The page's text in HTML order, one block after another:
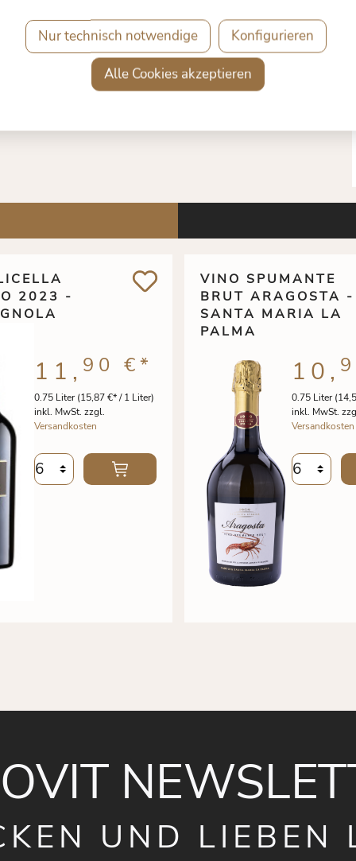
2023 -
0.75 Liter(15,87 €* / 1 Liter)
inkl. MwSt. zzgl.
Versandkosten
11, 90 €*
VINO SPUMANTE
BRUT ARAGOSTA -
SANTA MARIA LA
PALMA
0.75 Liter
inkl. MwSt.
Versandkosten
10,
UND LIEBEN
Nur technisch notwendige Konfigurieren
Alle Cookies akzeptieren